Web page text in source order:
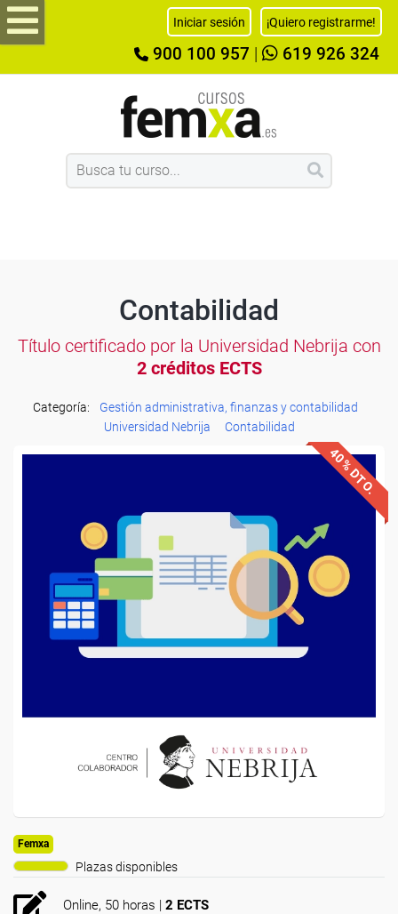
Iniciar sesión ¡Quiero registrarme!
900 100 957 619 926 324
Contabilidad
Título certificado por la Universidad Nebrija con
2 créditos ECTS
Categoría:
Gestión administrativa, finanzas y contabilidad
Universidad Nebrija
Contabilidad
40% DTO.
Femxa
Plazas disponibles
Online, 50 horas | 2 ECTS